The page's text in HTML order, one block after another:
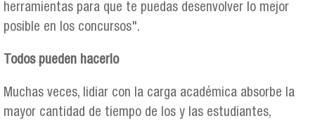
herramientas para que te puedas desenvolver lo mejor
posible en los concursos".
Todos pueden hacerlo
Muchas veces, lidiar con la carga académica absorbe la
mayor cantidad de tiempo de los y las estudiantes,